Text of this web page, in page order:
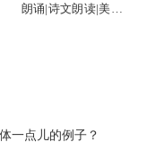
朗诵|诗文朗读|美文
一点儿的例子？